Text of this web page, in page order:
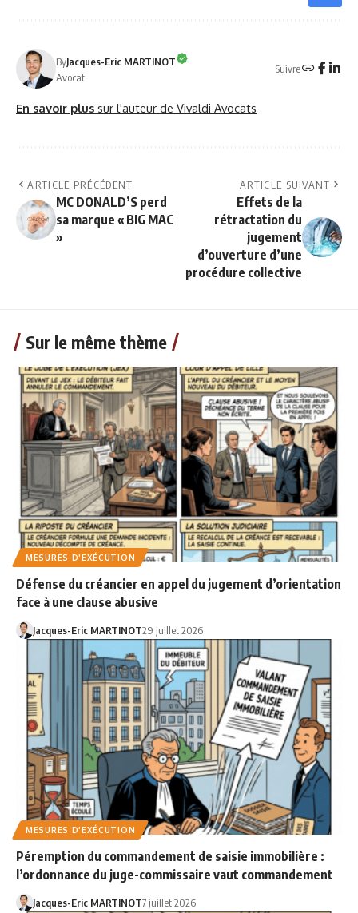
ByJacques-Eric MARTINOT
Avocat
Suivre
En savoir plus sur l'auteur de Vivaldi Avocats
ARTICLE PRÉCÉDENT
MC DONALD’S perd
sa marque « BIG MAC
»
ARTICLE SUIVANT
Effets de la
rétractation du
jugement
d’ouverture d’une
procédure collective
Sur le même thème
MESURES D'EXÉCUTION
Défense du créancier en appel du jugement d’orientation
face à une clause abusive
Jacques-Eric MARTINOT29 juillet 2026
MESURES D'EXÉCUTION
Péremption du commandement de saisie immobilière :
l’ordonnance du juge-commissaire vaut commandement
Jacques-Eric MARTINOT7 juillet 2026